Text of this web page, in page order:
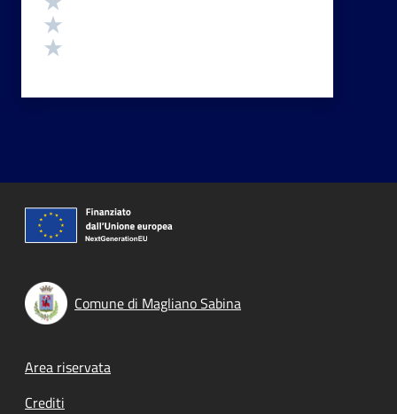
Comune di Magliano Sabina
Footer menu
Area riservata
Crediti